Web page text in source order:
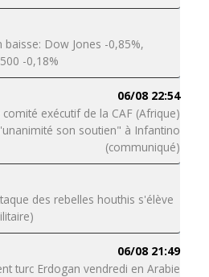
Dow Jones -0,85%,
-0,18%
06/08 22:54
exécutif de la CAF (Afrique)
son soutien" à Infantino
(communiqué)
des rebelles houthis s'élève
06/08 21:49
turc Erdogan vendredi en Arabie